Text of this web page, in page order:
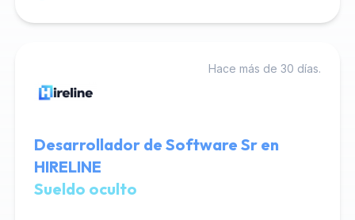
Hace más de 30 días.
Desarrollador de Software Sr en
HIRELINE
Sueldo oculto